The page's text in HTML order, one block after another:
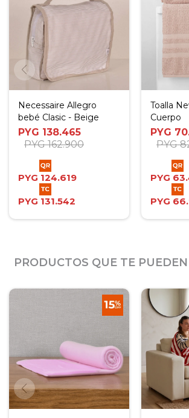
Necessaire Allegro
bebé Clasic - Beige
PYG 138.465
PYG 162.900
PYG 124.619
PYG 131.542
Toalla
Cuerpo
PYG
PYG
PYG
PYG
PRODUCTOS QUE TE